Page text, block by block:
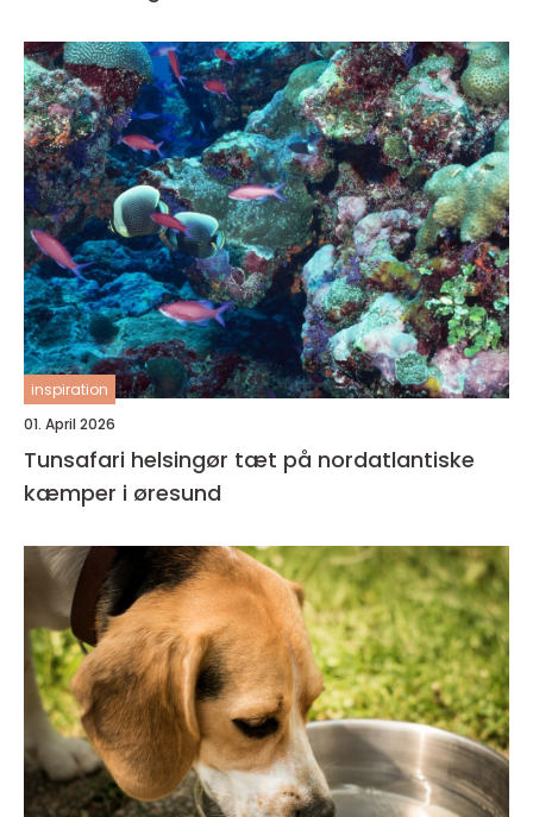
inspiration
01. April 2026
Tunsafari helsingør tæt på nordatlantiske
kæmper i øresund